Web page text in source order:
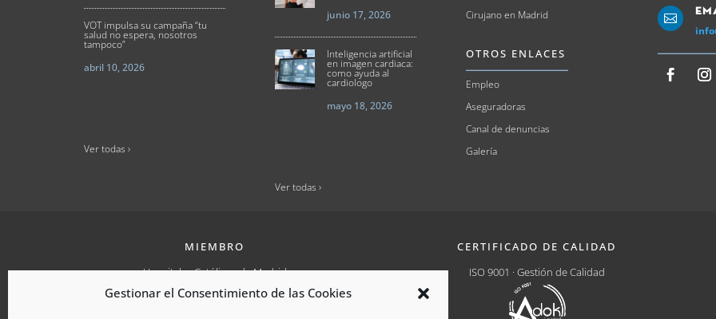
Gestionar el Consentimiento de las Cookies
VOT impulsa su campaña “tu
salud no espera, nosotros
tampoco”
abril 10, 2026
Ver todas ›
junio 17, 2026
Inteligencia artificial
en imagen cardiaca:
como ayuda al
cardiologo
mayo 18, 2026
Ver todas ›
Cirujano en Madrid
OTROS ENLACES
Empleo
Aseguradoras
Canal de denuncias
Galería

MIEMBRO
Hospitales Católicos de Madrid
CERTIFICADO DE CALIDAD
ISO 9001 · Gestión de Calidad